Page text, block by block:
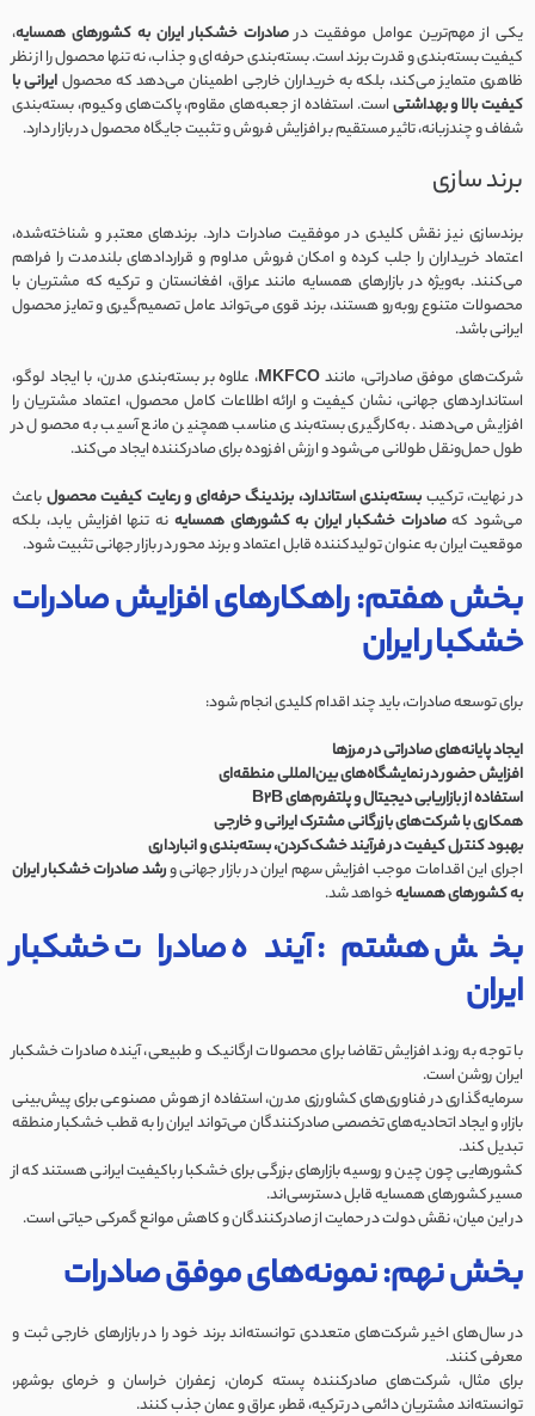
یکی از مهم‌ترین عوامل موفقیت درصادرات خشکبار ایران به کشورهای همسایه،
کیفیت بسته‌بندی و قدرت برند است. بسته‌بندی حرفه‌ای و جذاب، نه تنها محصول را از نظر
ظاهری متمایز می‌کند، بلکه به خریداران خارجی اطمینان می‌دهد که محصولایرانی با
کیفیت بالا و بهداشتیاست. استفاده از جعبه‌های مقاوم، پاکت‌های وکیوم، بسته‌بندی
شفاف و چندزبانه، تاثیر مستقیم بر افزایش فروش و تثبیت جایگاه محصول در بازار دارد.
برند سازی
برندسازی نیز نقش کلیدی در موفقیت صادرات دارد. برندهای معتبر و شناخته‌شده،
اعتماد خریداران را جلب کرده و امکان فروش مداوم و قراردادهای بلندمدت را فراهم
می‌کنند. به‌ویژه در بازارهای همسایه مانند عراق، افغانستان و ترکیه که مشتریان با
محصولات متنوع روبه‌رو هستند، برند قوی می‌تواند عامل تصمیم‌گیری و تمایز محصول
ایرانی باشد.
شرکت‌های موفق صادراتی، مانندMKFCO، علاوه بر بسته‌بندی مدرن، با ایجاد لوگو،
استانداردهای جهانی، نشان کیفیت و ارائه اطلاعات کامل محصول، اعتماد مشتریان را
افزایش می‌دهند. به‌کارگیری بسته‌بندی مناسب همچنین مانع آسیب به محصول در
طول حمل‌ونقل طولانی می‌شود و ارزش افزوده برای صادرکننده ایجاد می‌کند.
در نهایت، ترکیببسته‌بندی استاندارد، برندینگ حرفه‌ای و رعایت کیفیت محصولباعث
می‌شود کهصادرات خشکبار ایران به کشورهای همسایه نه تنها افزایش یابد، بلکه
موقعیت ایران به عنوان تولیدکننده قابل اعتماد و برند محور در بازار جهانی تثبیت شود.
بخش هفتم: راهکارهای افزایش صادرات
خشکبار ایران
برای توسعه صادرات، باید چند اقدام کلیدی انجام شود:
ایجاد پایانه‌های صادراتی در مرزها
افزایش حضور در نمایشگاه‌های بین‌المللی منطقه‌ای
استفاده از بازاریابی دیجیتال و پلتفرم‌های B2B
همکاری با شرکت‌های بازرگانی مشترک ایرانی و خارجی
بهبود کنترل کیفیت در فرآیند خشک‌کردن، بسته‌بندی و انبارداری
اجرای این اقدامات موجب افزایش سهم ایران در بازار جهانی ورشد صادرات خشکبار ایران
به کشورهای همسایهخواهد شد.
بخش هشتم: آینده صادرات خشکبار
ایران
با توجه به روند افزایش تقاضا برای محصولات ارگانیک و طبیعی، آینده صادرات خشکبار
ایران روشن است.
سرمایه‌گذاری در فناوری‌های کشاورزی مدرن، استفاده از هوش مصنوعی برای پیش‌بینی
بازار، و ایجاد اتحادیه‌های تخصصی صادرکنندگان می‌تواند ایران را به قطب خشکبار منطقه
تبدیل کند.
کشورهایی چون چین و روسیه بازارهای بزرگی برای خشکبار باکیفیت ایرانی هستند که از
مسیر کشورهای همسایه قابل دسترسی‌اند.
در این میان، نقش دولت در حمایت از صادرکنندگان و کاهش موانع گمرکی حیاتی است.
بخش نهم: نمونه‌های موفق صادرات
در سال‌های اخیر شرکت‌های متعددی توانسته‌اند برند خود را در بازارهای خارجی ثبت و
معرفی کنند.
برای مثال، شرکت‌های صادرکننده پسته کرمان، زعفران خراسان و خرمای بوشهر،
توانسته‌اند مشتریان دائمی در ترکیه، قطر، عراق و عمان جذب کنند.